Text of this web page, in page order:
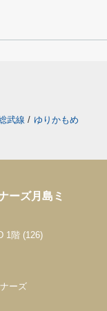
武線 / ゆりかもめ
ーズ月島ミ
1階 (126)
ーズ